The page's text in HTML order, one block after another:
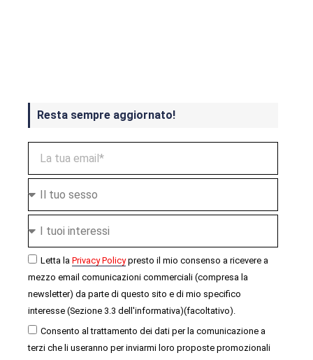
Resta sempre aggiornato!
Letta la Privacy Policypresto il mio consenso a ricevere a
mezzo email comunicazioni commerciali (compresa la
newsletter) da parte di questo sito e di mio specifico
interesse (Sezione 3.3 dell'informativa)(facoltativo).
Consento al trattamento dei dati per la comunicazione a
terzi che li useranno per inviarmi loro proposte promozionali